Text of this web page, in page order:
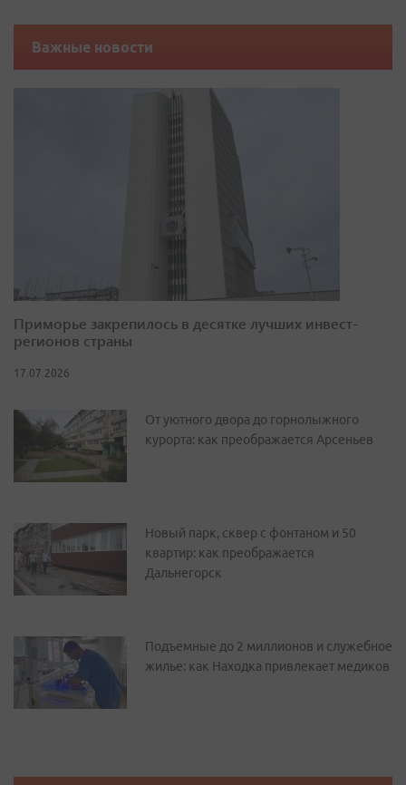
Важные новости
Приморье закрепилось в десятке лучших инвест-
регионов страны
17.07.2026
От уютного двора до горнолыжного
курорта: как преображается Арсеньев
Новый парк, сквер с фонтаном и 50
квартир: как преображается
Дальнегорск
Подъемные до 2 миллионов и служебное
жилье: как Находка привлекает медиков